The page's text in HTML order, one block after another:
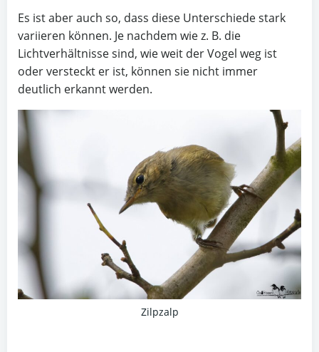
Es ist aber auch so, dass diese Unterschiede stark
variieren können. Je nachdem wie z. B. die
Lichtverhältnisse sind, wie weit der Vogel weg ist
oder versteckt er ist, können sie nicht immer
deutlich erkannt werden.
Zilpzalp